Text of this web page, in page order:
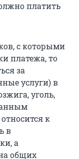
платить
с которыми
платежа, то
за
услуги) в
уголь,
к
в
а
общих